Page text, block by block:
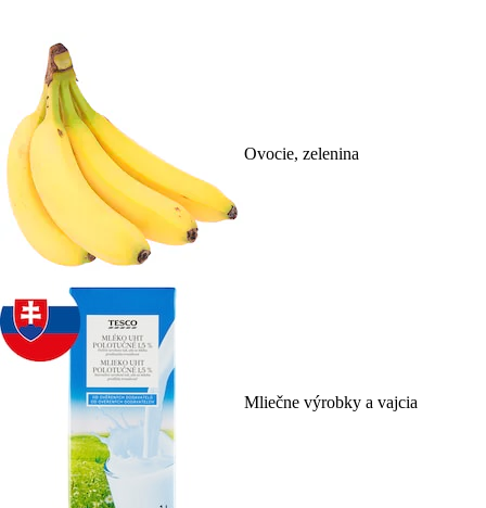
Ovocie, zelenina
Mliečne výrobky a vajcia